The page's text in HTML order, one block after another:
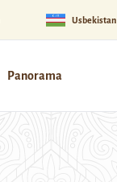
Usbekistan
Panorama